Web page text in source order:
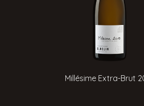
Millésime Extra-Brut